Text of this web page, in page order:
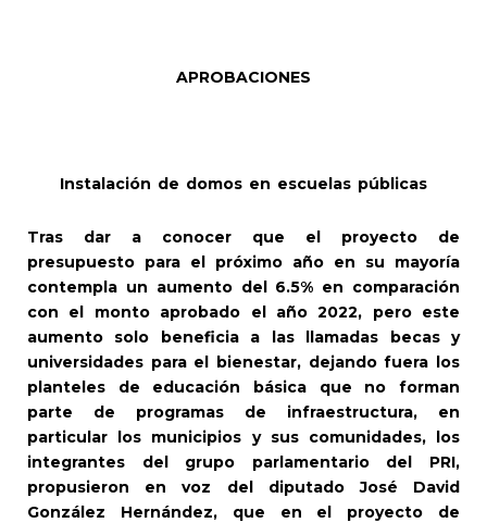
APROBACIONES
Instalación de domos en escuelas públicas
Tras dar a conocer que el proyecto de
presupuesto para el próximo año en su mayoría
contempla un aumento del 6.5% en comparación
con el monto aprobado el año 2022, pero este
aumento solo beneficia a las llamadas becas y
universidades para el bienestar, dejando fuera los
planteles de educación básica que no forman
parte de programas de infraestructura, en
particular los municipios y sus comunidades, los
integrantes del grupo parlamentario del PRI,
propusieron en voz del diputado José David
González Hernández, que en el proyecto de